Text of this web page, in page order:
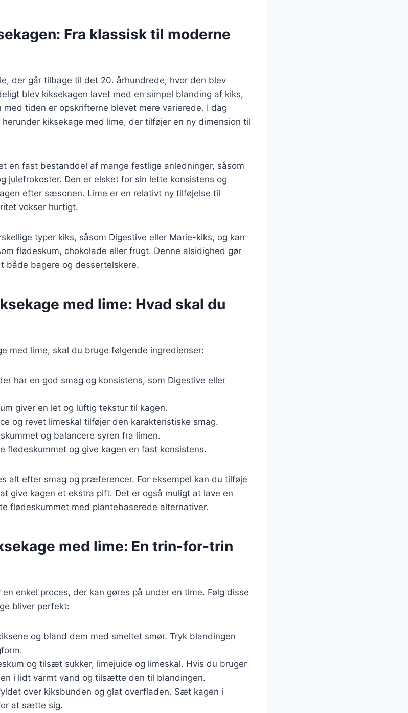
Fra klassisk til moderne
der går tilbage til det 20. århundrede, hvor den blev
blev kiksekagen lavet med en simpel blanding af kiks,
tiden er opskrifterne blevet mere varierede. I dag
kiksekage med lime, der tilføjer en ny dimension til
en fast bestanddel af mange festlige anledninger, såsom
julefrokoster. Den er elsket for sin lette konsistens og
efter sæsonen. Lime er en relativt ny tilføjelse til
vokser hurtigt.
typer kiks, såsom Digestive eller Marie-kiks, og kan
flødeskum, chokolade eller frugt. Denne alsidighed gør
både bagere og dessertelskere.
med lime: Hvad skal du
med lime, skal du bruge følgende ingredienser:
har en god smag og konsistens, som Digestive eller
giver en let og luftig tekstur til kagen.
og revet limeskal tilføjer den karakteristiske smag.
og balancere syren fra limen.
flødeskummet og give kagen en fast konsistens.
alt efter smag og præferencer. For eksempel kan du tilføje
give kagen et ekstra pift. Det er også muligt at lave en
flødeskummet med plantebaserede alternativer.
med lime: En trin-for-trin
enkel proces, der kan gøres på under en time. Følg disse
bliver perfekt:
og bland dem med smeltet smør. Tryk blandingen
og tilsæt sukker, limejuice og limeskal. Hvis du bruger
i lidt varmt vand og tilsætte den til blandingen.
over kiksbunden og glat overfladen. Sæt kagen i
at sætte sig.